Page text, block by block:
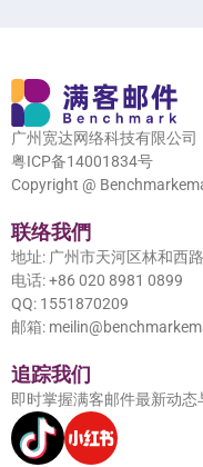
广州宽达网络科技有限公司
粤ICP备14001834号
Copyright @
联络我們
地址: 广州市天河区林和西
电话: +86 020 8981 0899
QQ: 1551870209
邮箱:
追踪我们
即时掌握满客邮件最新动态